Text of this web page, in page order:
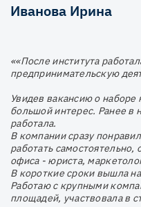
Иванова Ирина
««После института
предпринимательскую
Увидев вакансию о
большой интерес. Ранее в
работала.
В компании сразу
работать
офиса - юриста,
В короткие сроки вышла
Работаю с крупными
площадей, участвовала в